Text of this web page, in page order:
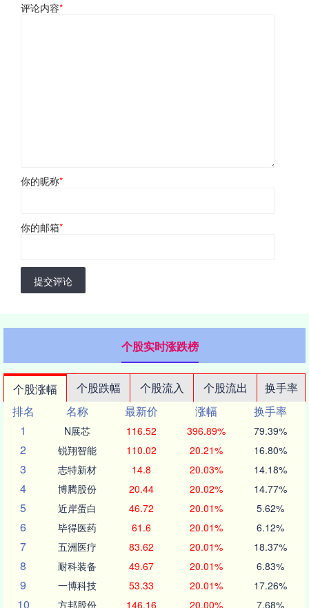
评论内容*
你的昵称*
你的邮箱*
提交评论
个股实时涨跌榜
个股涨幅 个股跌幅 个股流入 个股流出
换手率
排名
名称 最新价 涨幅
换手率
1
N展芯 116.52 396.89% 79.39%
2 锐翔智能 110.02 20.21% 16.80%
3 志特新材 14.8 20.03% 14.18%
4 博腾股份 20.44 20.02% 14.77%
5 近岸蛋白 46.72 20.01% 5.62%
6 毕得医药 61.6 20.01% 6.12%
7 五洲医疗 83.62 20.01% 18.37%
8 耐科装备 49.67 20.01% 6.83%
9 一博科技 53.33 20.01% 17.26%
10 方邦股份 146.16 20.00% 7.68%